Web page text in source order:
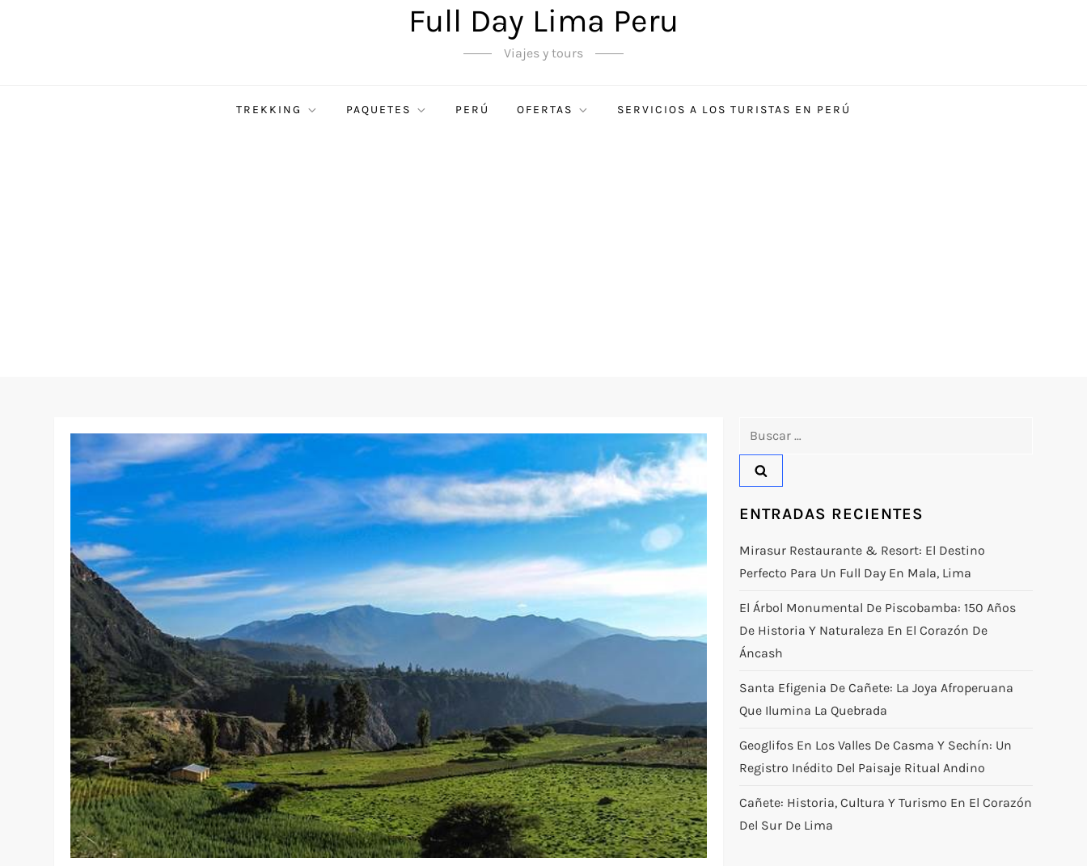
Full Day Lima Peru
Viajes y tours
TREKKING PAQUETES PERÚ OFERTAS SERVICIOS A LOS TURISTAS EN PERÚ
ENTRADAS RECIENTES
Mirasur Restaurante & Resort: El Destino
Perfecto Para Un Full Day En Mala, Lima
El Árbol Monumental De Piscobamba: 150 Años
De Historia Y Naturaleza En El Corazón De
Áncash
Santa Efigenia De Cañete: La Joya Afroperuana
Que Ilumina La Quebrada
Geoglifos En Los Valles De Casma Y Sechín: Un
Registro Inédito Del Paisaje Ritual Andino
Cañete: Historia, Cultura Y Turismo En El Corazón
Del Sur De Lima